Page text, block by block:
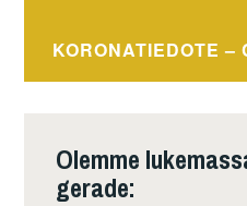
KORONATIEDOTE –
Olemme
gerade: